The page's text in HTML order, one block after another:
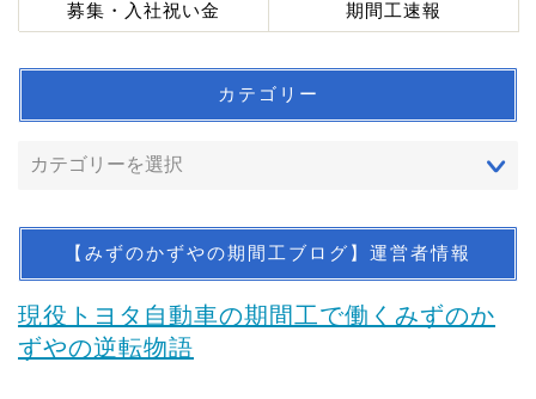
募集・入社祝い金 期間工速報
カテゴリー
【みずのかずやの期間工ブログ】運営者情報
現役トヨタ自動車の期間工で働くみずのか
ずやの逆転物語